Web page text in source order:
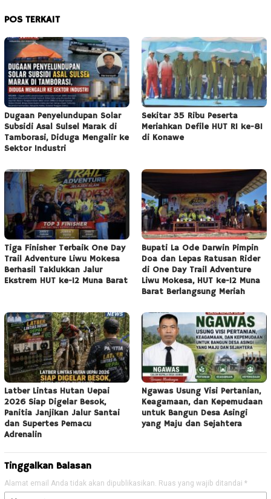
POS TERKAIT
Dugaan Penyelundupan Solar
Subsidi Asal Sulsel Marak di
Tamborasi, Diduga Mengalir ke
Sektor Industri
Sekitar 35 Ribu Peserta
Meriahkan Defile HUT RI ke-81
di Konawe
Tiga Finisher Terbaik One Day
Trail Adventure Liwu Mokesa
Berhasil Taklukkan Jalur
Ekstrem HUT ke-12 Muna Barat
Bupati La Ode Darwin Pimpin
Doa dan Lepas Ratusan Rider
di One Day Trail Adventure
Liwu Mokesa, HUT ke-12 Muna
Barat Berlangsung Meriah
Latber Lintas Hutan Uepai
2026 Siap Digelar Besok,
Panitia Janjikan Jalur Santai
dan Supertes Pemacu
Adrenalin
Ngawas Usung Visi Pertanian,
Keagamaan, dan Kepemudaan
untuk Bangun Desa Asingi
yang Maju dan Sejahtera
Tinggalkan Balasan
Alamat email Anda tidak akan dipublikasikan. Ruas yang wajib ditandai *